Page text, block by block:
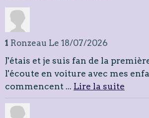
1 Ronzeau Le 18/07/2026
J'étais et je suis fan de la
l'écoute en voiture avec mes
commencent ... Lire la suite